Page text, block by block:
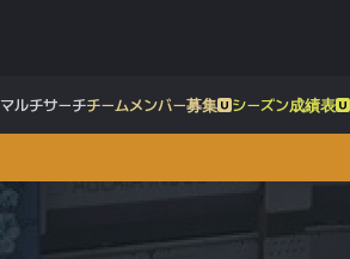
マルチサーチチームメンバー募集 シーズン成績表